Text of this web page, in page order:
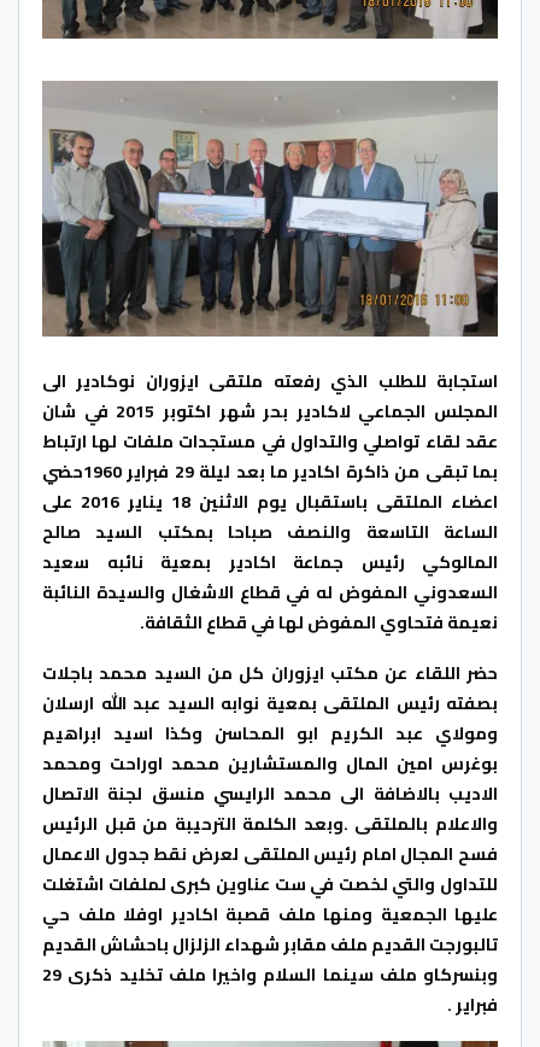
استجابة للطلب الذي رفعته ملتقى ايزوران نوكادير الى
المجلس الجماعي لاكادير بحر شهر اكتوبر 2015 في شان
عقد لقاء تواصلي والتداول في مستجدات ملفات لها ارتباط
بما تبقى من ذاكرة اكادير ما بعد ليلة 29 فبراير 1960حضي
اعضاء الملتقى باستقبال يوم الاثنين 18 يناير 2016 على
الساعة التاسعة والنصف صباحا بمكتب السيد صالح
المالوكي رئيس جماعة اكادير بمعية نائبه سعيد
السعدوني المفوض له في قطاع الاشغال والسيدة النائبة
نعيمة فتحاوي المفوض لها في قطاع الثقافة.
حضر اللقاء عن مكتب ايزوران كل من السيد محمد باجلات
بصفته رئيس الملتقى بمعية نوابه السيد عبد الله ارسلان
ومولاي عبد الكريم ابو المحاسن وكذا اسيد ابراهيم
بوغرس امين المال والمستشارين محمد اوراحت ومحمد
الاديب بالاضافة الى محمد الرايسي منسق لجنة الاتصال
والاعلام بالملتقى .وبعد الكلمة الترحيبة من قبل الرئيس
فسح المجال امام رئيس الملتقى لعرض نقط جدول الاعمال
للتداول والتي لخصت في ست عناوين كبرى لملفات اشتغلت
عليها الجمعية ومنها ملف قصبة اكادير اوفلا ملف حي
تالبورجت القديم ملف مقابر شهداء الزلزال باحشاش القديم
وبنسركاو ملف سينما السلام واخيرا ملف تخليد ذكرى 29
فبراير .